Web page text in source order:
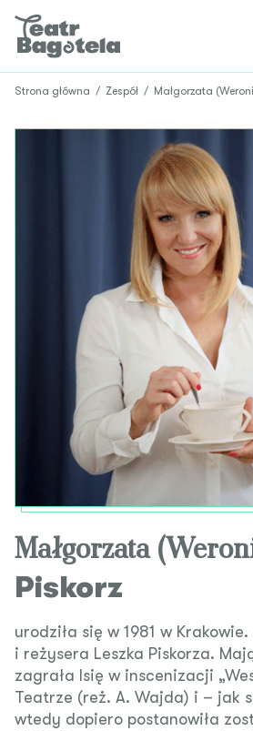
Strona główna / Zespół / Małgorzata
Małgorzata
Piskorz
urodziła się w 1981 w
i reżysera Leszka Piskorza.
zagrała Isię w inscenizacji
Teatrze (reż. A. Wajda) i – jak
wtedy dopiero postanowiła